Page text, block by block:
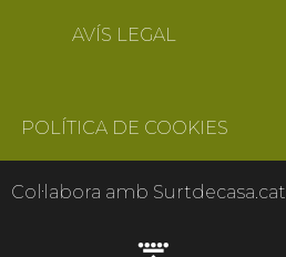
AVÍS LEGAL
POLÍTICA DE COOKIES
Col·labora amb Surtdecasa.cat